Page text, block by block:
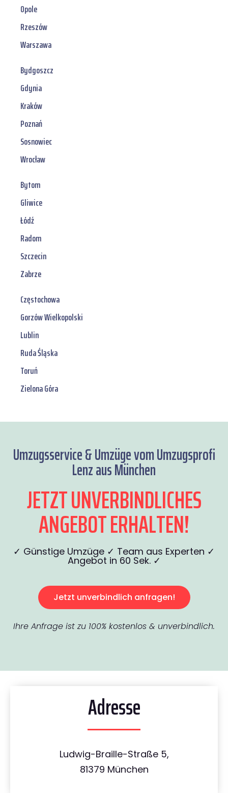
Opole
Rzeszów
Warszawa
Bydgoszcz
Gdynia
Kraków
Poznań
Sosnowiec
Wrocław
Bytom
Gliwice
Łódź
Radom
Szczecin
Zabrze
Częstochowa
Gorzów Wielkopolski
Lublin
Ruda Śląska
Toruń
Zielona Góra
Umzugsservice & Umzüge vom Umzugsprofi
Lenz aus München
JETZT UNVERBINDLICHES
ANGEBOT ERHALTEN!
✓ Günstige Umzüge ✓ Team aus Experten ✓
Angebot in 60 Sek. ✓
Jetzt unverbindlich anfragen!
Ihre Anfrage ist zu 100% kostenlos & unverbindlich.
Adresse
Ludwig-Braille-Straße 5,
81379 München